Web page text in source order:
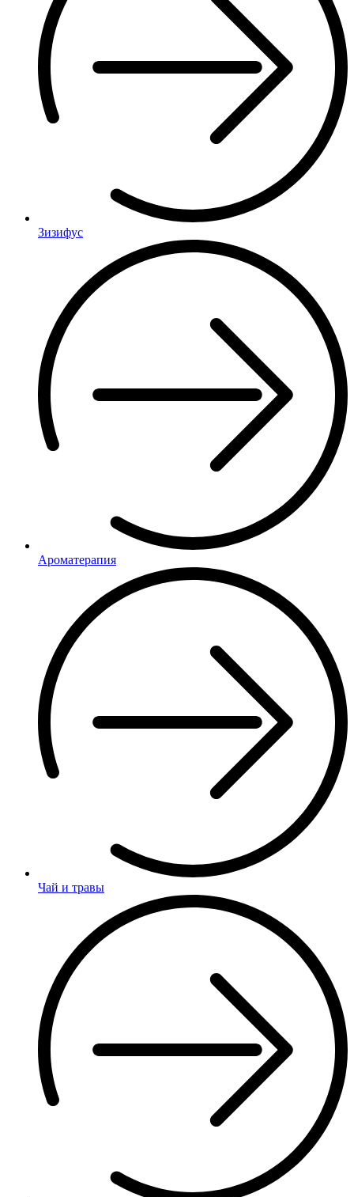
Зизифус
Ароматерапия
Чай и травы